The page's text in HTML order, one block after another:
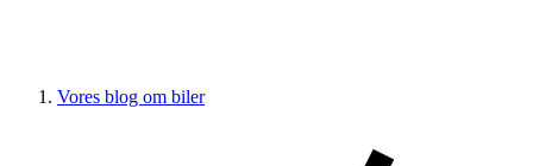
Vores blog om biler